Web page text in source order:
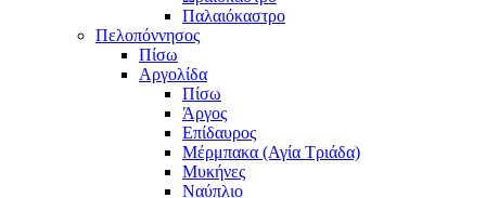
Παλαιόκαστρο
Πελοπόννησος
Πίσω
Αργολίδα
Πίσω
Άργος
Επίδαυρος
Μέρμπακα (Αγία Τριάδα)
Μυκήνες
Ναύπλιο